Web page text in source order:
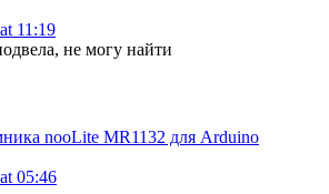
11:19
не могу найти
nooLite MR1132 для Arduino
05:46